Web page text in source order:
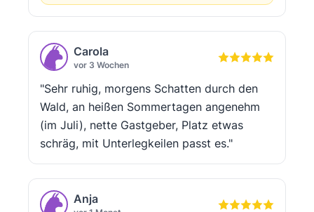
Carola
vor 3 Wochen
"Sehr ruhig, morgens Schatten durch den
Wald, an heißen Sommertagen angenehm
(im Juli), nette Gastgeber, Platz etwas
schräg, mit Unterlegkeilen passt es."
Anja